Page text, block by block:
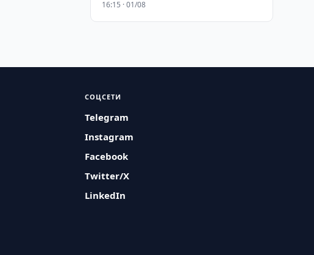
16:15 · 01/08
СОЦСЕТИ
Telegram
Instagram
Facebook
Twitter/X
LinkedIn